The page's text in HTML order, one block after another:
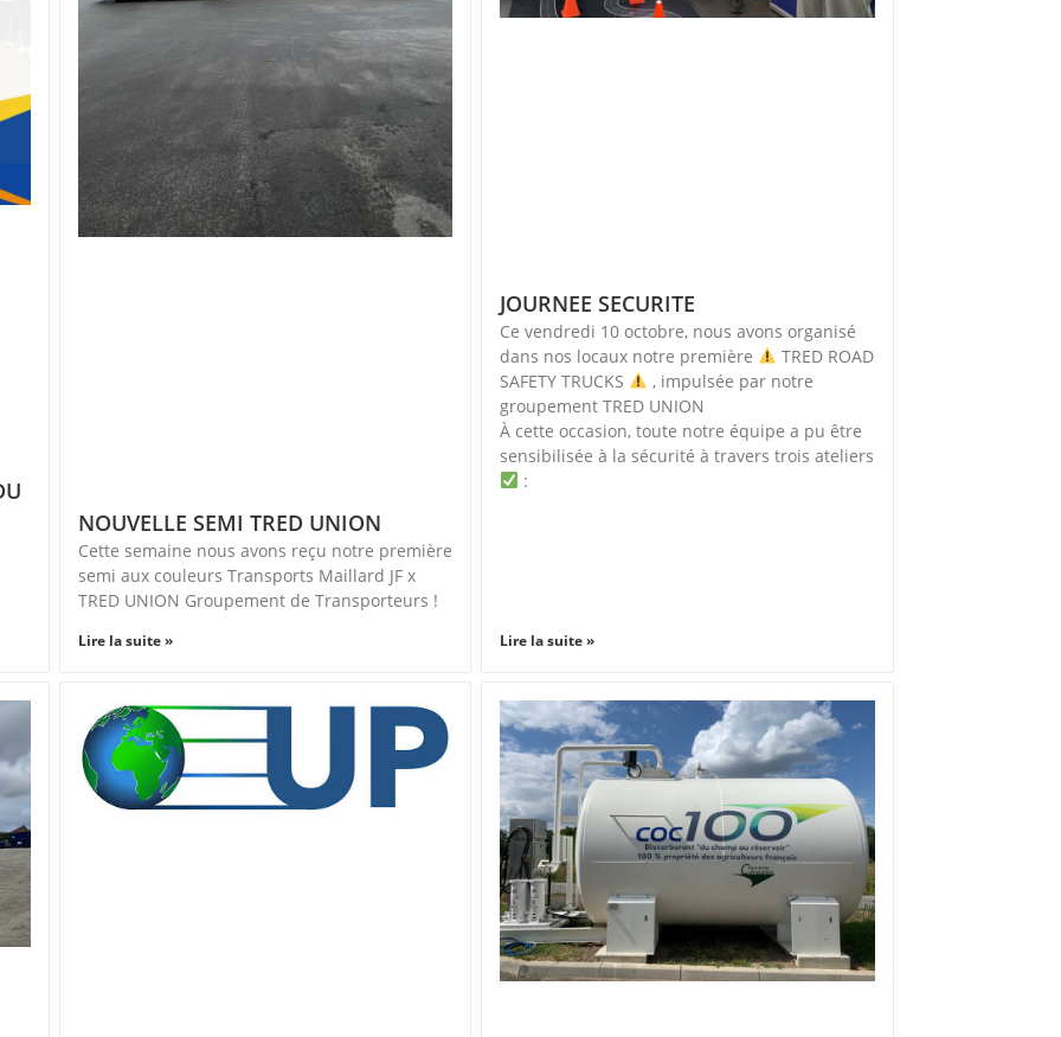
NOUVELLE SEMI TRED UNION
Cette semaine nous avons reçu notre première
semi aux couleurs Transports Maillard JF x
TRED UNION Groupement de Transporteurs !
Lire la suite »
JOURNEE SECURITE
Ce vendredi 10 octobre, nous avons organisé
dans nos locaux notre première
TRED ROAD
SAFETY TRUCKS
, impulsée par notre
groupement TRED UNION
À cette occasion, toute notre équipe a pu être
sensibilisée à la sécurité à travers trois ateliers
:
Lire la suite »